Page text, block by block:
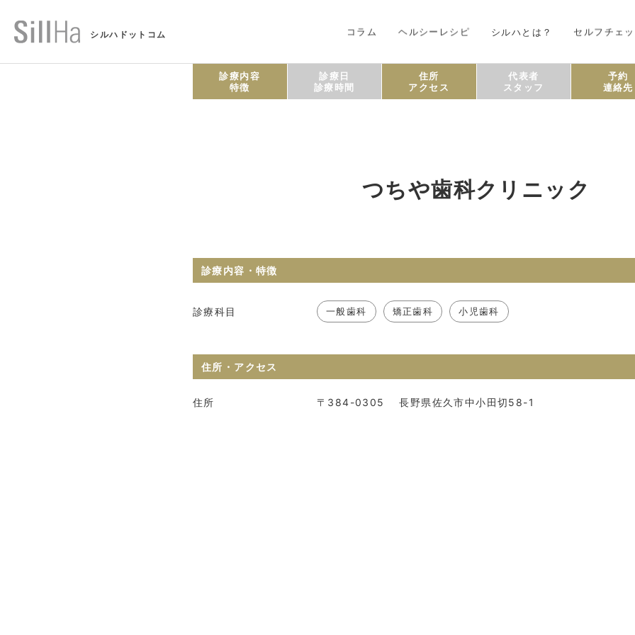
シルハドットコム コラム ヘルシーレシピ シルハとは？ セルフチェ
診療内容
特徴
診療日
診療時間
住所
アクセス
代表者
スタッフ
予約
連絡先
つちや歯科クリニック
診療内容・特徴
診療科目 一般歯科 矯正歯科 小児歯科
住所・アクセス
住所 〒384-0305 長野県佐久市中小田切58-1